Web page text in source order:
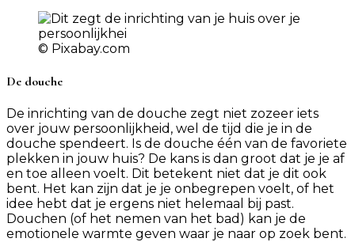
© Pixabay.com
De douche
De inrichting van de douche zegt niet zozeer iets
over jouw persoonlijkheid, wel de tijd die je in de
douche spendeert. Is de douche één van de favoriete
plekken in jouw huis? De kans is dan groot dat je je af
en toe alleen voelt. Dit betekent niet dat je dit ook
bent. Het kan zijn dat je je onbegrepen voelt, of het
idee hebt dat je ergens niet helemaal bij past.
Douchen (of het nemen van het bad) kan je de
emotionele warmte geven waar je naar op zoek bent.